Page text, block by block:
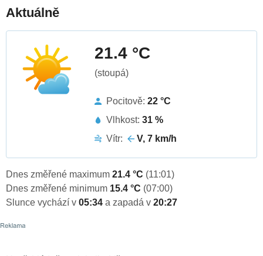
Aktuálně
21.4 °C
(stoupá)
Pocitově: 22 °C
Vlhkost: 31 %
Vítr:
V, 7 km/h
Dnes změřené maximum 21.4 °C (11:01)
Dnes změřené minimum 15.4 °C (07:00)
Slunce vychází v 05:34 a zapadá v 20:27